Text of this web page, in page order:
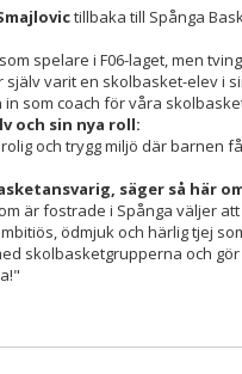
tillbaka till Spånga
spelare i F06-laget, men
varit en skolbasket-elev i
som coach för våra
och sin nya roll:
och trygg miljö där barnen
säger så här
är fostrade i Spånga väljer
ödmjuk och härlig tjej
skolbasketgrupperna och